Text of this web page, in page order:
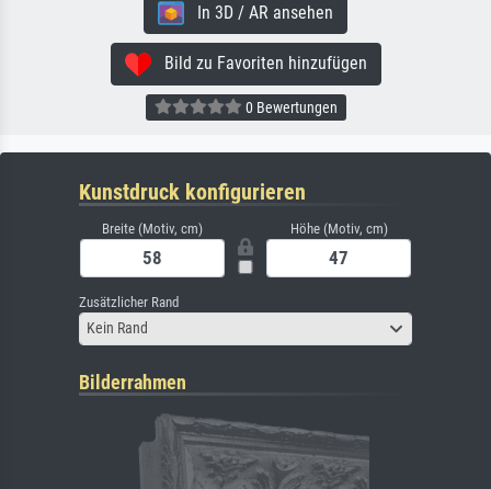
In 3D / AR ansehen
Bild zu Favoriten hinzufügen
0 Bewertungen
Kunstdruck konfigurieren
Breite (Motiv, cm) Höhe (Motiv, cm)
Zusätzlicher Rand
Kein Rand
Bilderrahmen